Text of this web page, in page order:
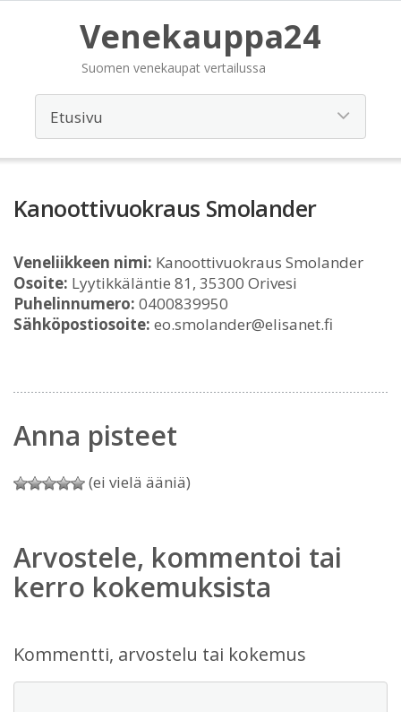
Venekauppa24
Suomen venekaupat vertailussa
Kanoottivuokraus Smolander
Veneliikkeen nimi: Kanoottivuokraus Smolander
Osoite: Lyytikkäläntie 81, 35300 Orivesi
Puhelinnumero: 0400839950
Sähköpostiosoite: eo.smolander@elisanet.fi
Anna pisteet
(ei vielä ääniä)
Arvostele, kommentoi tai
kerro kokemuksista
Kommentti, arvostelu tai kokemus